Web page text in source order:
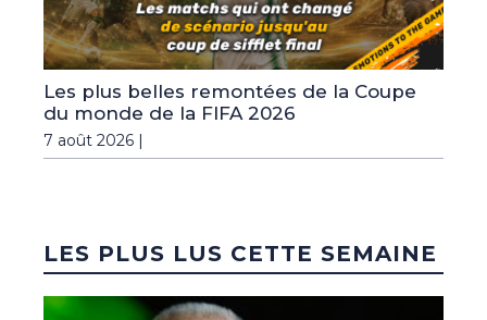
Les plus belles remontées de la Coupe
du monde de la FIFA 2026
7 août 2026 |
LES PLUS LUS CETTE SEMAINE